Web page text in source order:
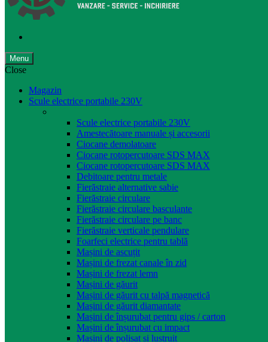
Menu
Close
Magazin
Scule electrice portabile 230V
Scule electrice portabile 230V
Amestecătoare manuale și accesorii
Ciocane demolatoare
Ciocane rotopercutoare SDS MAX
Ciocane rotopercutoare SDS MAX
Debitoare pentru metale
Fierăstraie alternative sabie
Fierăstraie circulare
Fierăstraie circulare basculante
Fierăstraie circulare pe banc
Fierăstraie verticale pendulare
Foarfeci electrice pentru tablă
Mașini de ascuțit
Mașini de frezat canale în zid
Mașini de frezat lemn
Mașini de găurit
Mașini de găurit cu talpă magnetică
Mașini de găurit diamantate
Mașini de înșurubat pentru gips / carton
Mașini de înșurubat cu impact
Mașini de polișat și lustruit